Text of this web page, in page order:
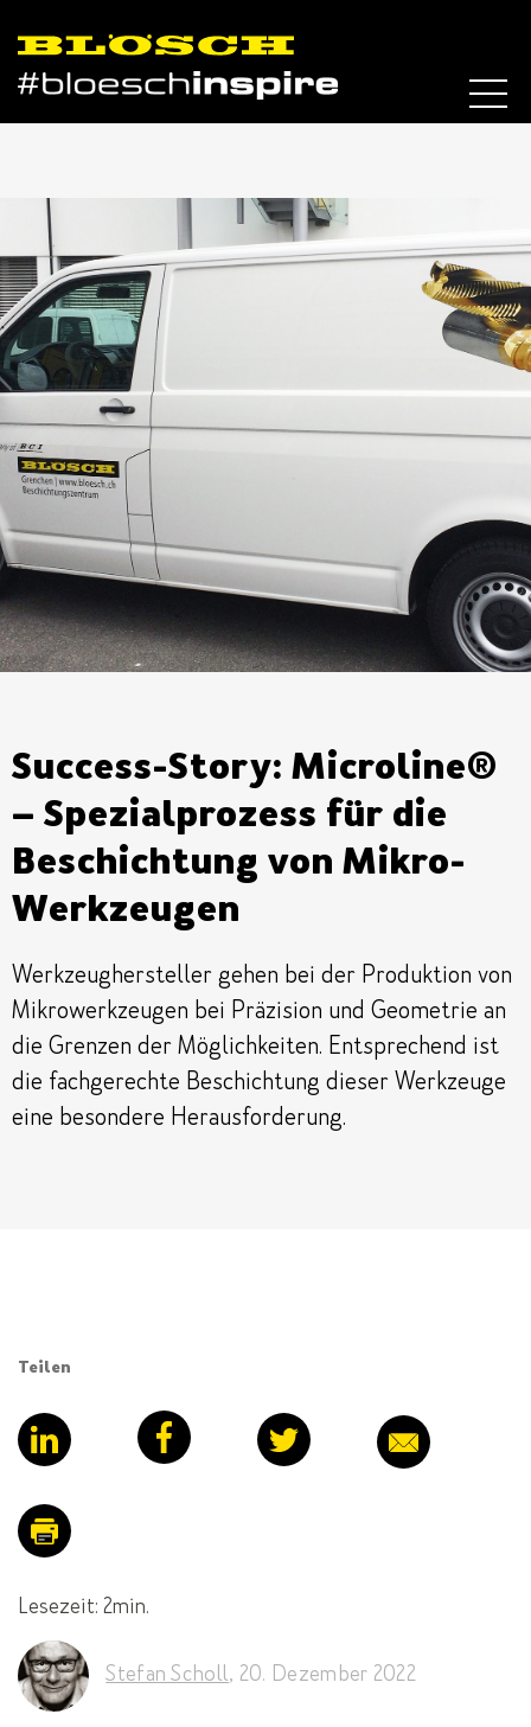
Skip to content
Success-Story: Microline®
– Spezialprozess für die
Beschichtung von Mikro-
Werkzeugen
Werkzeughersteller gehen bei der Produktion von
Mikrowerkzeugen bei Präzision und Geometrie an
die Grenzen der Möglichkeiten. Entsprechend ist
die fachgerechte Beschichtung dieser Werkzeuge
eine besondere Herausforderung.
Teilen
Lesezeit: 2min.
Stefan Scholl, 20. Dezember 2022